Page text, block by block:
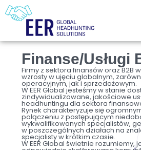
Finanse/Usługi
Firmy z sektora finansów oraz B2B
wzrosty w ujęciu globalnym,
operacyjnym, jak i sprzedażowym.
W EER Global jesteśmy w stanie
zindywidualizowane, jakościowe
headhuntingu dla sektora
Rynek charakteryzuje się
połączeniu z postępującym
wykwalifikowanych specjalistów,
w poszczególnych działach na
specjalisty w krótkim czasie.
W EER Global świetnie rozumiemy,